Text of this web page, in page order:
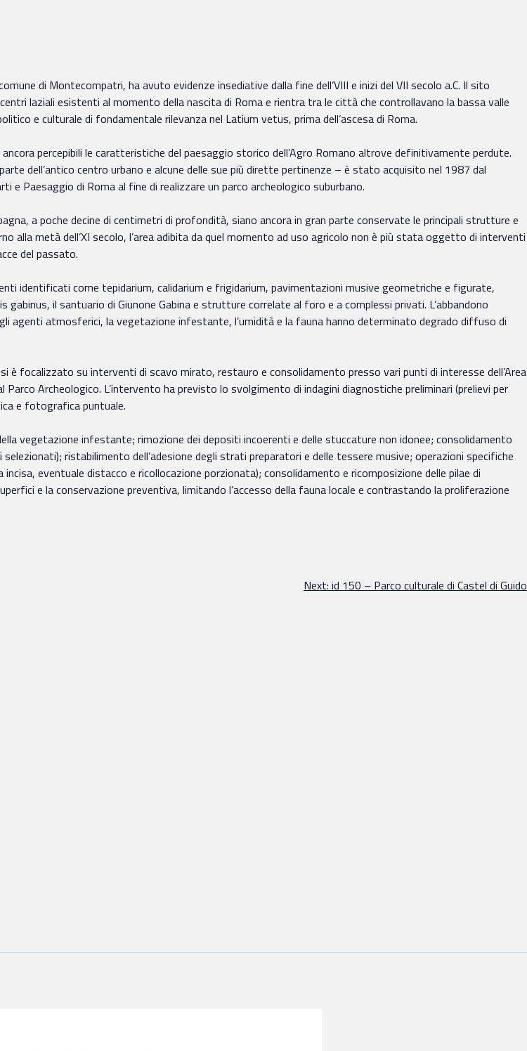
di Montecompatri, ha avuto evidenze insediative dalla fine dell’VIII e inizi del VII secolo a.C. Il sito
laziali esistenti al momento della nascita di Roma e rientra tra le città che controllavano la bassa valle
e culturale di fondamentale rilevanza nel Latium vetus, prima dell’ascesa di Roma.
percepibili le caratteristiche del paesaggio storico dell’Agro Romano altrove definitivamente perdute.
dell’antico centro urbano e alcune delle sue più dirette pertinenze – è stato acquisito nel 1987 dal
e Paesaggio di Roma al fine di realizzare un parco archeologico suburbano.
a poche decine di centimetri di profondità, siano ancora in gran parte conservate le principali strutture e
alla metà dell’XI secolo, l’area adibita da quel momento ad uso agricolo non è più stata oggetto di interventi
del passato.
identificati come tepidarium, calidarium e frigidarium, pavimentazioni musive geometriche e figurate,
il santuario di Giunone Gabina e strutture correlate al foro e a complessi privati. L’abbandono
agenti atmosferici, la vegetazione infestante, l’umidità e la fauna hanno determinato degrado diffuso di
è focalizzato su interventi di scavo mirato, restauro e consolidamento presso vari punti di interesse dell’Area
Archeologico. L’intervento ha previsto lo svolgimento di indagini diagnostiche preliminari (prelievi per
e fotografica puntuale.
vegetazione infestante; rimozione dei depositi incoerenti e delle stuccature non idonee; consolidamento
ristabilimento dell’adesione degli strati preparatori e delle tessere musive; operazioni specifiche
eventuale distacco e ricollocazione porzionata); consolidamento e ricomposizione delle pilae di
e la conservazione preventiva, limitando l’accesso della fauna locale e contrastando la proliferazione
Next: id 150 – Parco culturale di Castel di Guido